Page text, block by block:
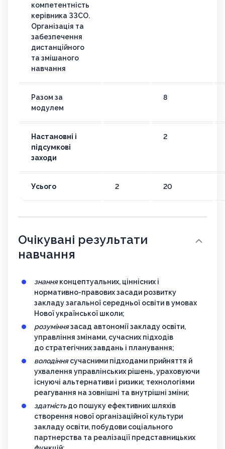
компетентність
керівника ЗЗСО.
Організація та
забезпечення
дистанційного
та змішаного
навчання
Разом за
модулем
8
Настановні і
підсумкові
заходи
2
Усього 2 20
Очікувані результати
навчання
знанняконцептуальних, ціннісних і
нормативно-правових засади розвитку
закладу загальної середньої освіти в умовах
Нової української школи;
розуміннязасад автономії закладу освіти,
управління змінами, сучасних підходів
до стратегічних завдань і планування;
володіннясучасними підходами прийняття й
ухвалення управлінських рішень, ураховуючи
існуючі альтернативи і ризики; технологіями
реагування на зовнішні та внутрішні зміни;
здатністьдо пошуку ефективних шляхів
створення нової організаційної культури
закладу освіти, побудови соціального
партнерства та реалізації представницьких